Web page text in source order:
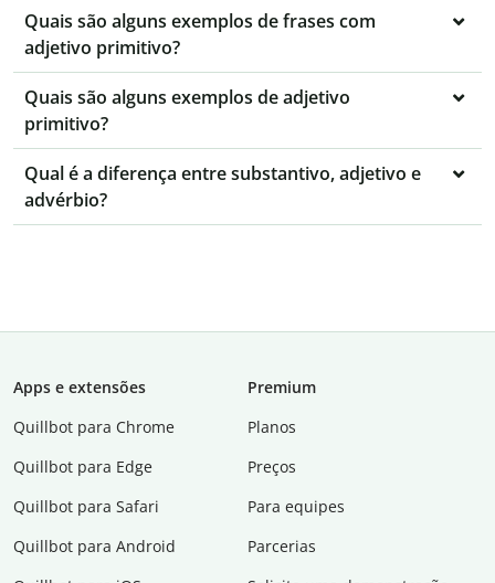
Quais são alguns exemplos de frases com
adjetivo primitivo?
Quais são alguns exemplos de adjetivo
primitivo?
Qual é a diferença entre substantivo, adjetivo e
advérbio?
Apps e extensões
Quillbot para Chrome
Quillbot para Edge
Quillbot para Safari
Quillbot para Android
Premium
Planos
Preços
Para equipes
Parcerias